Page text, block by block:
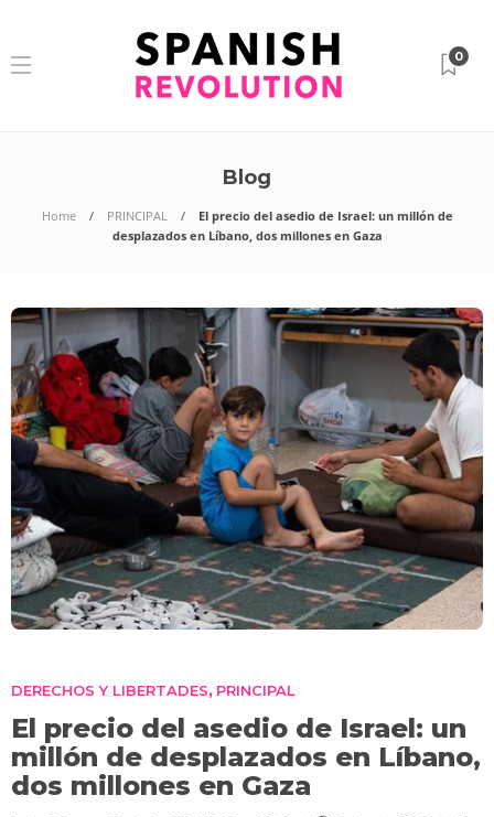
0
Blog
Home PRINCIPAL
El precio del asedio de Israel: un millón de
desplazados en Líbano, dos millones en Gaza
DERECHOS Y LIBERTADES, PRINCIPAL
El precio del asedio de Israel: un
millón de desplazados en Líbano,
dos millones en Gaza